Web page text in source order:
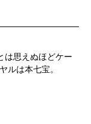
は思えぬほどケー
ルは本七宝。